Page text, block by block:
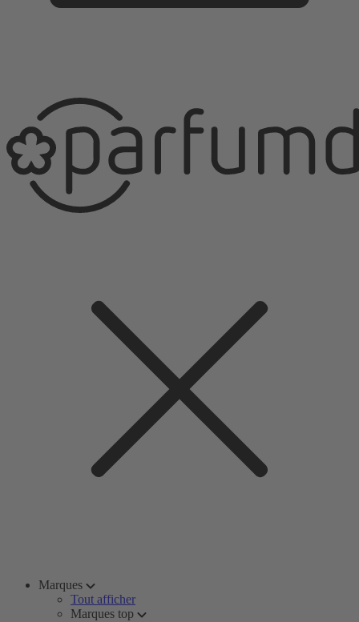
Marques
Tout afficher
Marques top